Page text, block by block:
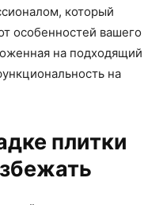
который
особенностей вашего
на подходящий
на
плитки